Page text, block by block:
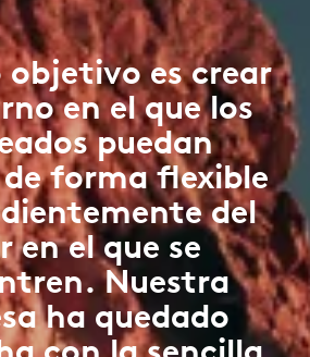
es crear
en el que los
puedan
forma flexible
del
en el que se
Nuestra
ha quedado